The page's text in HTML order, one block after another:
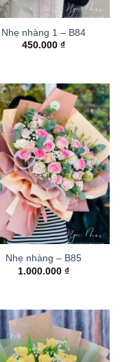
Nhẹ nhàng 1 – B84
450.000 ₫
Nhẹ nhàng – B85
1.000.000 ₫